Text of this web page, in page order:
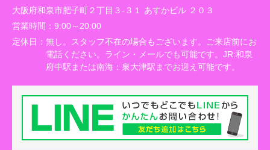
大阪府和泉市肥子町２丁目３-３１ あすかビル ２０３
営業時間： 9:00～20:00
定休日： 無し。スタッフ不在の場合もございます。ご来店前にお
電話ください。ライン・メールでも可能です。JR:和泉
府中駅または南海：泉大津駅までお迎え可能です。